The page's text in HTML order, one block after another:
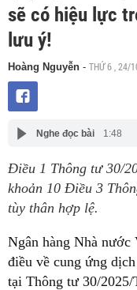
sẽ có hiệu lực
lưu ý!
Hoàng Nguyễn - THỨ 6 , 24/
Nghe đọc bài 1:48
Điều 1 Thông tư 30/
khoản 10 Điều 3
tùy thân hợp lệ.
Ngân hàng Nhà nước
điều về cung ứng
tại Thông tư 30/